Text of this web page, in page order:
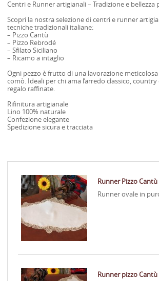
Centri e Runner artigianali – Tradizione e bellezza
Scopri la nostra selezione di centri e runner
tecniche tradizionali italiane:
– Pizzo Cantù
– Pizzo Rebrodé
– Sfilato Siciliano
– Ricamo a intaglio
Ogni pezzo è frutto di una lavorazione
comò. Ideali per chi ama l’arredo classico,
regalo raffinate.
Rifinitura artigianale
Lino 100% naturale
Confezione elegante
Spedizione sicura e tracciata
Runner Pizzo
Runner ovale in
Runner pizzo